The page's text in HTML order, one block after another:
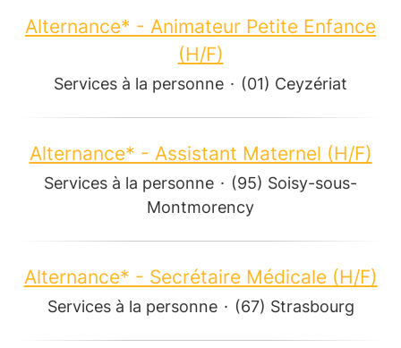
Alternance* - Animateur Petite Enfance
(H/F)
Services à la personne · (01) Ceyzériat
Alternance* - Assistant Maternel (H/F)
Services à la personne · (95) Soisy-sous-
Montmorency
Alternance* - Secrétaire Médicale (H/F)
Services à la personne · (67) Strasbourg